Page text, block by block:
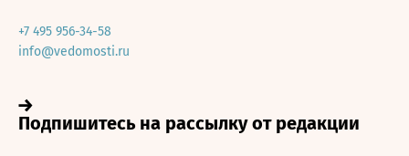
+7 495 956-34-58
info@vedomosti.ru